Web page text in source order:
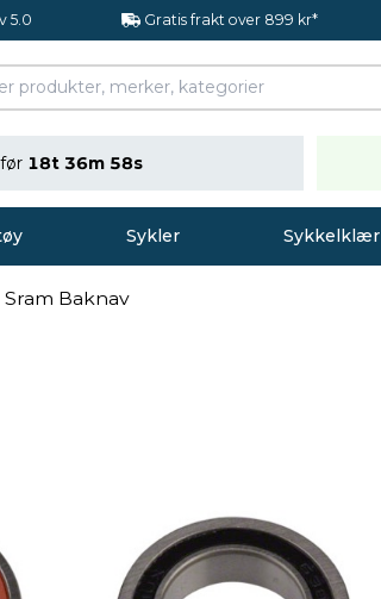
5.0 Gratis frakt over 899 kr*
18t 36m 57s
Sykler Sykkelklær
Sram Baknav